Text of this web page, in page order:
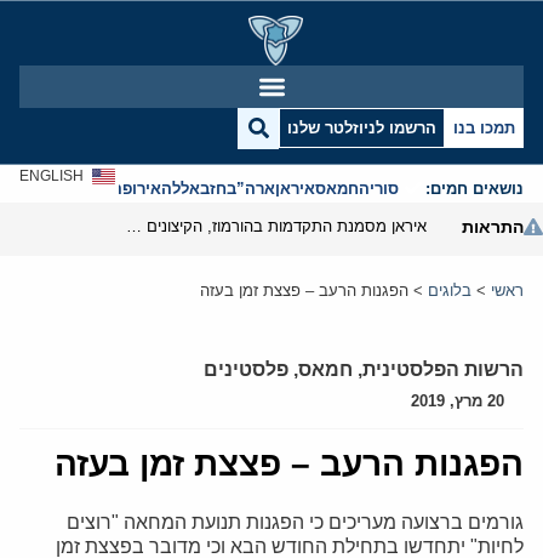
תמכו בנו הרשמו לניוזלטר שלנו
נושאים חמים: סוריהחמאסאיראןארה”בחזבאללהאירופהאנטישמיות
ENGLISH
התראות
ראשי > בלוגים > הפגנות הרעב – פצצת זמן בעזה
הרשות הפלסטינית, חמאס, פלסטינים
20 מרץ, 2019
הפגנות הרעב – פצצת זמן בעזה
גורמים ברצועה מעריכים כי הפגנות תנועת המחאה "רוצים
לחיות" יתחדשו בתחילת החודש הבא וכי מדובר בפצצת זמן